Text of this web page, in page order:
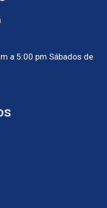
a 5:00 pm Sábados de